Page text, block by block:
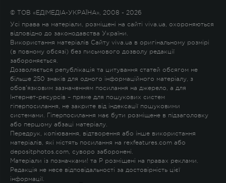
© ТОВ «ЕДІМЕДІА-УКРАЇНА», 2008 - 2026
Усі права на матеріали, розміщені на сайті viva.ua, охороняються
відповідно до законодавства України.
Використання матеріалів Сайту viva.ua в оригінальному розмірі
(в повному обсязі) без письмового дозволу редакції
забороняється.
Дозволяється републікація та цитування статей обсягом не
більше 250 знаків для одного інформаційного матеріалу, з
обов'язковим зазначенням посилання на джерело, а для
Інтернет-ресурсів – пряме для пошукових систем
гіперпосилання, не закрите від індексації пошуковими
системами. Гіперпосилання має бути розміщене в підзаголовку
або першому абзаці матеріалу.
Передрук, копіювання, відтворення або інше використання
матеріалів, які містять посилання на rexfeatures.com або
depositphotos.com, суворо заборонені.
Матеріали із позначками! та P розміщені на правах реклами.
Редакція не несе відповідальності за достовірність цієї
інформації.